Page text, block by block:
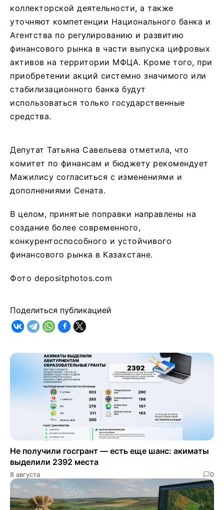
коллекторской деятельности, а также
уточняют компетенции Национального банка и
Агентства по регулированию и развитию
финансового рынка в части выпуска цифровых
активов на территории МФЦА. Кроме того, при
приобретении акций системно значимого или
стабилизационного банка будут
использоваться только государственные
средства.
Депутат Татьяна Савельева отметила, что
комитет по финансам и бюджету рекомендует
Мажилису согласиться с изменениями и
дополнениями Сената.
В целом, принятые поправки направлены на
создание более современного,
конкурентоспособного и устойчивого
финансового рынка в Казахстане.
Фото depositphotos.com
Поделиться публикацией
Не получили госгрант — есть еще шанс: акиматы
выделили 2392 места
8 августа 0